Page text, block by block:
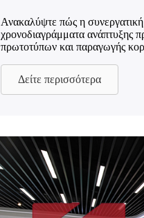
Ανακαλύψτε πώς η συνεργατική
χρονοδιαγράμματα ανάπτυξης
πρωτοτύπων και παραγωγής
Δείτε περισσότερα